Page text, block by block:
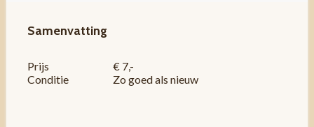
Samenvatting
Prijs
€ 7,-
Conditie
Zo goed als nieuw